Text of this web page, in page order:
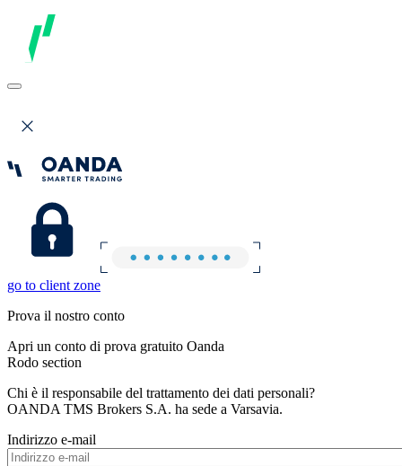
go to client zone
Prova il nostro conto
Apri un conto di prova gratuito Oanda
Rodo section
Chi è il responsabile del trattamento dei dati personali?
OANDA TMS Brokers S.A. ha sede a Varsavia.
Indirizzo e-mail